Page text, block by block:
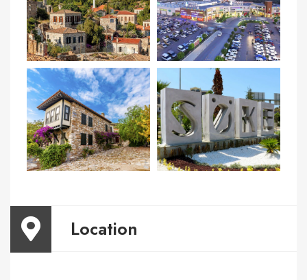
Location